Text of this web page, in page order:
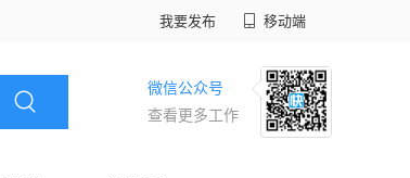
我要发布 移动端
微信公众号
查看更多工作